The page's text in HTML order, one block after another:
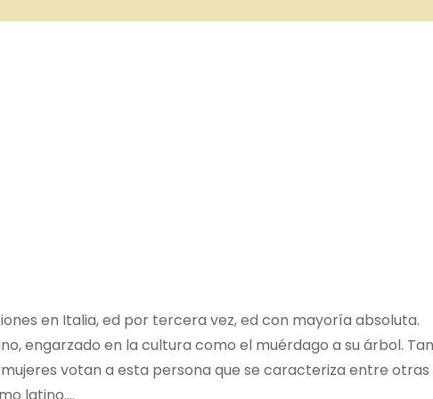
en Italia,ed por tercera vez,ed con mayoría absoluta.
engarzado en la cultura como el muérdago a su árbol. Tan
votan a esta persona que se caracteriza entre otras